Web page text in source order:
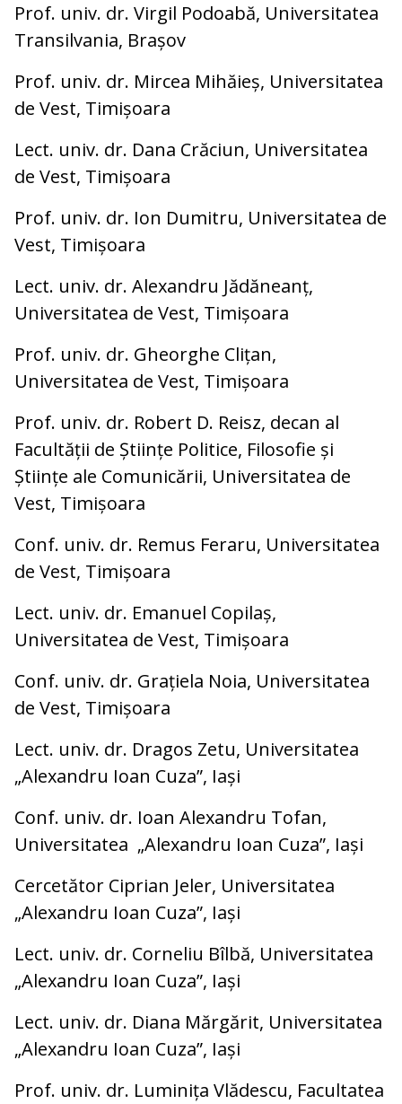
Prof. univ. dr. Virgil Podoabă, Universitatea
Transilvania, Brașov
Prof. univ. dr. Mircea Mihăieș, Universitatea
de Vest, Timișoara
Lect. univ. dr. Dana Crăciun, Universitatea
de Vest, Timișoara
Prof. univ. dr. Ion Dumitru, Universitatea de
Vest, Timișoara
Lect. univ. dr. Alexandru Jădăneanț,
Universitatea de Vest, Timișoara
Prof. univ. dr. Gheorghe Clițan,
Universitatea de Vest, Timișoara
Prof. univ. dr. Robert D. Reisz, decan al
Facultății de Științe Politice, Filosofie și
Științe ale Comunicării, Universitatea de
Vest, Timișoara
Conf. univ. dr. Remus Feraru, Universitatea
de Vest, Timișoara
Lect. univ. dr. Emanuel Copilaș,
Universitatea de Vest, Timișoara
Conf. univ. dr. Grațiela Noia, Universitatea
de Vest, Timișoara
Lect. univ. dr. Dragos Zetu, Universitatea
„Alexandru Ioan Cuza”, Iași
Conf. univ. dr. Ioan Alexandru Tofan,
Universitatea „Alexandru Ioan Cuza”, Iași
Cercetător Ciprian Jeler, Universitatea
„Alexandru Ioan Cuza”, Iași
Lect. univ. dr. Corneliu Bîlbă, Universitatea
„Alexandru Ioan Cuza”, Iași
Lect. univ. dr. Diana Mărgărit, Universitatea
„Alexandru Ioan Cuza”, Iași
Prof. univ. dr. Luminița Vlădescu, Facultatea